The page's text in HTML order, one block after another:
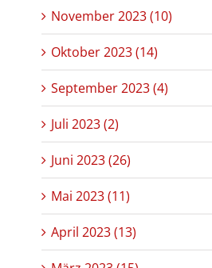
November 2023 (10)
Oktober 2023 (14)
September 2023 (4)
Juli 2023 (2)
Juni 2023 (26)
Mai 2023 (11)
April 2023 (13)